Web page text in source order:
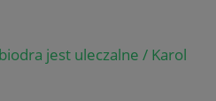
jest uleczalne / Karol